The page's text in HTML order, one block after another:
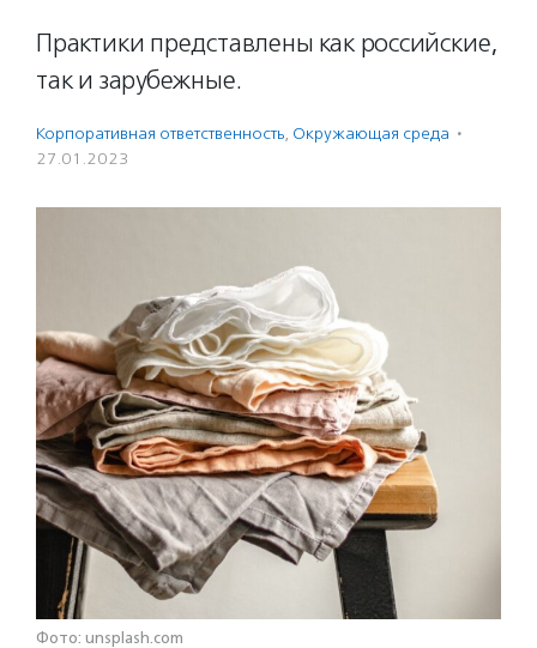
Практики представлены как российские,
так и зарубежные.
Корпоративная ответственность, Окружающая среда ·
27.01.2023
Фото: unsplash.com